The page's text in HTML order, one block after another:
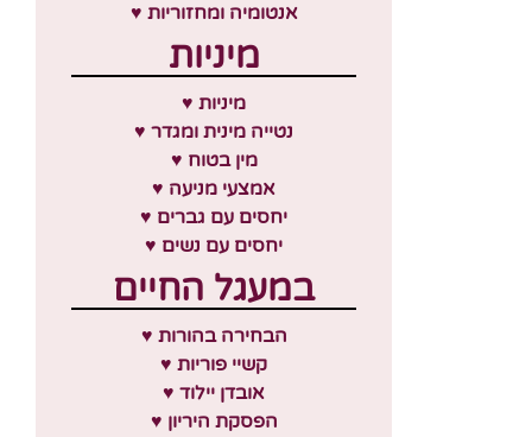
♥ אנטומיה ומחזוריות
מיניות
♥ מיניות
♥ נטייה מינית ומגדר
♥ מין בטוח
♥ אמצעי מניעה
♥ יחסים עם גברים
♥ יחסים עם נשים
במעגל החיים
♥ הבחירה בהורות
♥ קשיי פוריות
♥ אובדן יילוד
♥ הפסקת היריון